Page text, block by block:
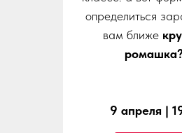
определиться
вам ближе
9 апреля |